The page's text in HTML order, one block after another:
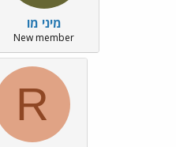
א
ר
י
ך
מיני מו
New member
R